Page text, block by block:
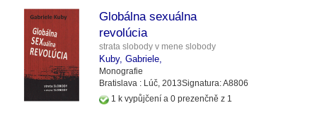
Globálna sexuálna
revolúcia
strata slobody v mene slobody
Kuby, Gabriele,
Monografie
Bratislava : Lúč, 2013Signatura:A8806
1 k vypůjčení a 0 prezenčně z 1